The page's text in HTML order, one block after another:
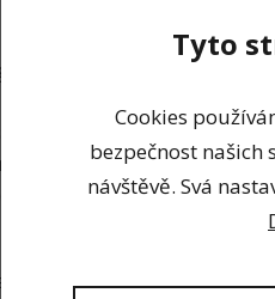
jsou navrženy tak, aby
a proto jsou brusné
magnety. Při výměně
"tlačení" na funkci
T-nástroje (kód
i výšce hlavy násadce
Tyto
Cookies
bezpečnost
návštěvě. Svá